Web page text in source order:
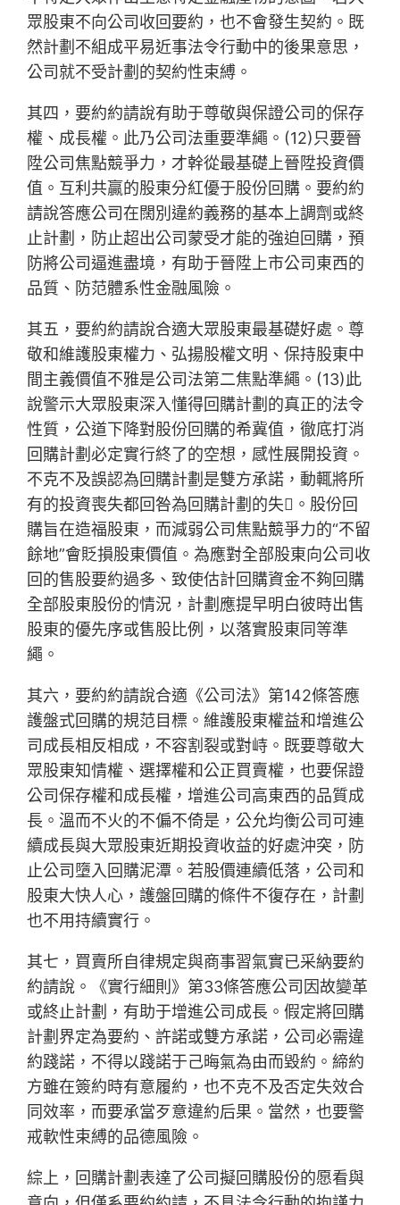
眾股東不向公司收回要約，也不會發生契約。既
然計劃不組成平易近事法令行動中的後果意思，
公司就不受計劃的契約性束縛。
其四，要約約請說有助于尊敬與保證公司的保存
權、成長權。此乃公司法重要準繩。(12)只要晉
陞公司焦點競爭力，才幹從最基礎上晉陞投資價
值。互利共贏的股東分紅優于股份回購。要約約
請說答應公司在闊別違約義務的基本上調劑或終
止計劃，防止超出公司蒙受才能的強迫回購，預
防將公司逼進盡境，有助于晉陞上市公司東西的
品質、防范體系性金融風險。
其五，要約約請說合適大眾股東最基礎好處。尊
敬和維護股東權力、弘揚股權文明、保持股東中
間主義價值不雅是公司法第二焦點準繩。(13)此
說警示大眾股東深入懂得回購計劃的真正的法令
性質，公道下降對股份回購的希冀值，徹底打消
回購計劃必定實行終了的空想，感性展開投資。
不克不及誤認為回購計劃是雙方承諾，動輒將所
有的投資喪失都回咎為回購計劃的失。股份回
購旨在造福股東，而減弱公司焦點競爭力的“不留
餘地”會貶損股東價值。為應對全部股東向公司收
回的售股要約過多、致使估計回購資金不夠回購
全部股東股份的情況，計劃應提早明白彼時出售
股東的優先序或售股比例，以落實股東同等準
繩。
其六，要約約請說合適《公司法》第142條答應
護盤式回購的規范目標。維護股東權益和增進公
司成長相反相成，不容割裂或對峙。既要尊敬大
眾股東知情權、選擇權和公正買賣權，也要保證
公司保存權和成長權，增進公司高東西的品質成
長。溫而不火的不偏不倚是，公允均衡公司可連
續成長與大眾股東近期投資收益的好處沖突，防
止公司墮入回購泥潭。若股價連續低落，公司和
股東大快人心，護盤回購的條件不復存在，計劃
也不用持續實行。
其七，買賣所自律規定與商事習氣實已采納要約
約請說。《實行細則》第33條答應公司因故變革
或終止計劃，有助于增進公司成長。假定將回購
計劃界定為要約、許諾或雙方承諾，公司必需違
約踐諾，不得以踐諾于己晦氣為由而毀約。締約
方雖在簽約時有意履約，也不克不及否定失效合
同效率，而要承當歹意違約后果。當然，也要警
戒軟性束縛的品德風險。
綜上，回購計劃表達了公司擬回購股份的愿看與